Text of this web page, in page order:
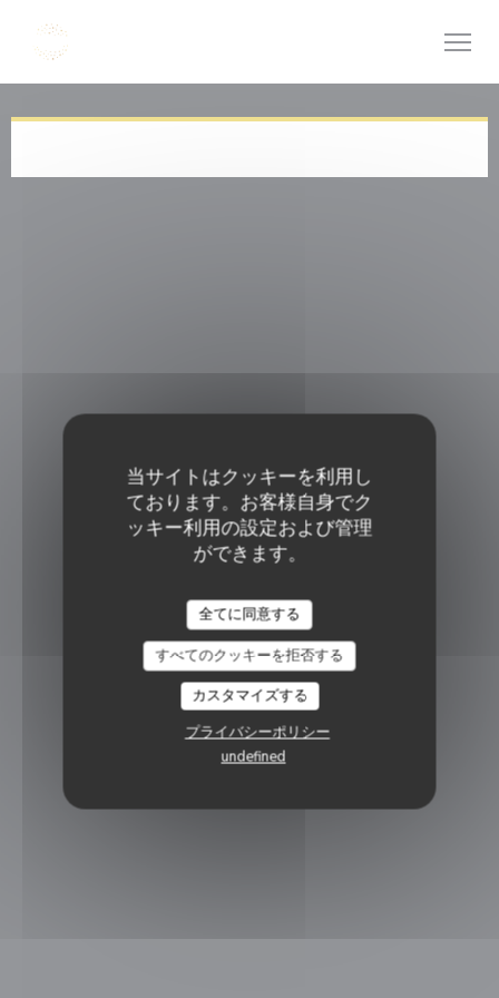
当サイトはクッキーを利用し
ております。お客様自身でク
ッキー利用の設定および管理
ができます。
全てに同意する
すべてのクッキーを拒否する
カスタマイズする
プライバシーポリシー
undefined